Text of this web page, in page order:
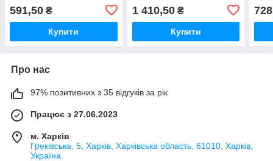
591,50 ₴
Купити
1 410,50₴
Купити
728
Про нас
97% позитивних з 35 відгуків за рік
Працює з 27.06.2023
м. Харків
Греківська, 5, Харків, Харківська область, 61010, Харків,
Україна